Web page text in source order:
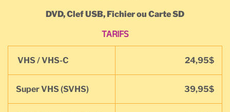
DVD, Clef USB, Fichier ou Carte SD
TARIFS
VHS / VHS-C 24,95$
Super VHS (SVHS) 39,95$